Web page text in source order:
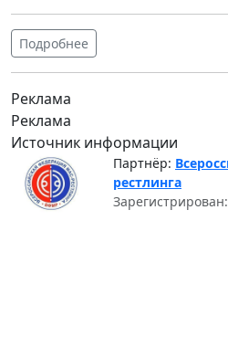
Подробнее
Реклама
Реклама
Источник информации
Партнёр:
рестлинга